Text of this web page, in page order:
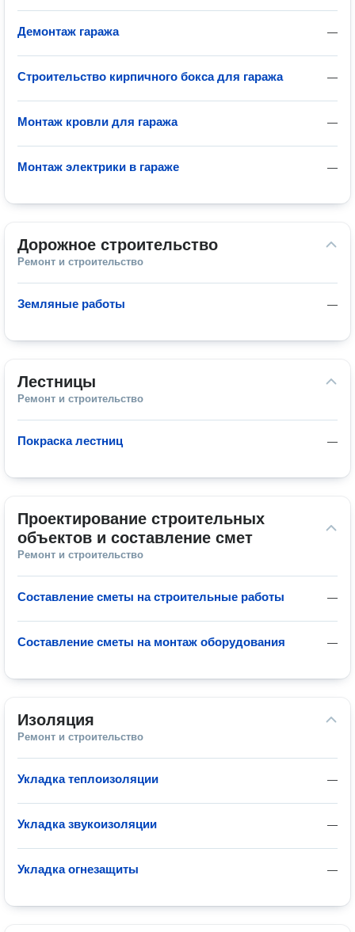
—
Демонтаж гаража
—
Строительство кирпичного бокса для гаража
—
Монтаж кровли для гаража
—
Монтаж электрики в гараже
Дорожное строительство
Ремонт и строительство
—
Земляные работы
Лестницы
Ремонт и строительство
—
Покраска лестниц
Проектирование строительных
объектов и составление смет
Ремонт и строительство
—
Составление сметы на строительные работы
—
Составление сметы на монтаж оборудования
Изоляция
Ремонт и строительство
—
Укладка теплоизоляции
—
Укладка звукоизоляции
—
Укладка огнезащиты